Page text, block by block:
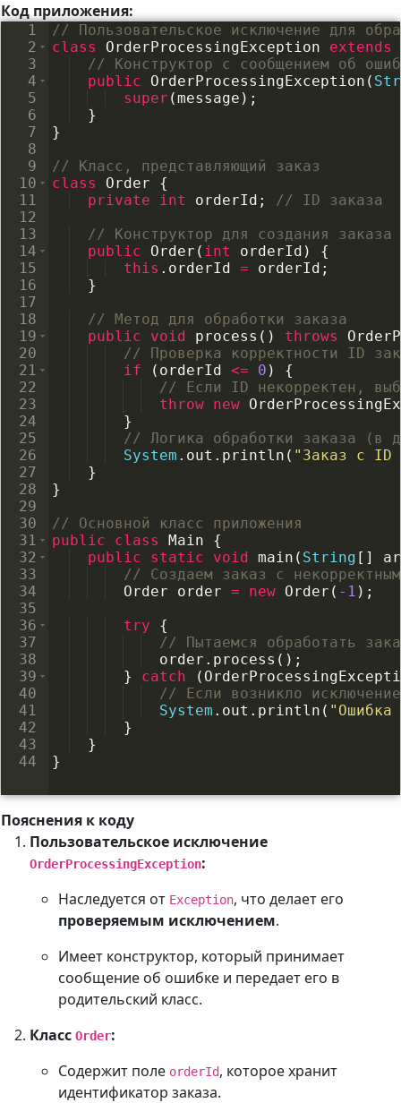
Код приложения:
1
2
3
4
5
6
7
8
9
10
11
12
13
14
15
16
17
18
19
20
21
22
23
24
25
26
27
28
29
30
31
32
33
34
35
36
37
38
39
40
41
42
43
44
// Пользовательское исключение для
class
OrderProcessingException
extends
// Конструктор с сообщением об
public
OrderProcessingException (
super (message ) ;
}
}
// Класс, представляющий заказ
class
Order
{
private
int orderId ; // ID заказа
// Конструктор для создания заказа
public
Order ( int orderId )
{
this . orderId = orderId ;
}
// Метод для обработки заказа
public
void process ( ) throws
// Проверка корректности ID
if
( orderId <= 0 )
{
// Если ID некорректен,
throw new
}
// Логика обработки заказа (в
System . out . println ( "Заказ с ID
}
}
// Основной класс приложения
public
class Main
{
public
static void main ( String [ ]
// Создаем заказ с
Order
order = new Order ( -1 ) ;
try
{
// Пытаемся обработать
order . process ( ) ;
}
catch (
// Если возникло
System . out . println ( "Ошибка
}
}
}
Пояснения к коду
Пользовательское исключение
OrderProcessingException:
Наследуется от Exception, что делает его
проверяемым исключением.
Имеет конструктор, который принимает
сообщение об ошибке и передает его в
родительский класс.
Класс Order:
Содержит поле orderId, которое хранит
идентификатор заказа.